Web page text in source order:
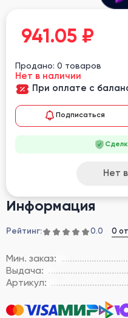
Информация
Рейтинг: 0.0 0
Мин. заказ:
Выдача:
Артикул:
941.05 ₽
Продано: 0 товаров
Нет в наличии
При оплате с
Подписаться
Нет